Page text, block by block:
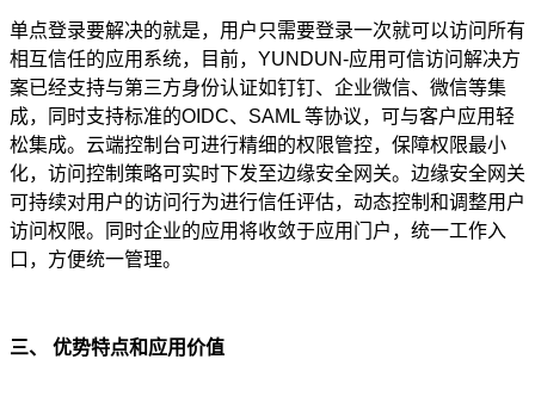
单点登录要解决的就是，用户只需要登录一次就可以访问所有
相互信任的应用系统，目前，YUNDUN-应用可信访问解决方
案已经支持与第三方身份认证如钉钉、企业微信、微信等集
成，同时支持标准的OIDC、SAML 等协议，可与客户应用轻
松集成。云端控制台可进行精细的权限管控，保障权限最小
化，访问控制策略可实时下发至边缘安全网关。边缘安全网关
可持续对用户的访问行为进行信任评估，动态控制和调整用户
访问权限。同时企业的应用将收敛于应用门户，统一工作入
口，方便统一管理。
三、 优势特点和应用价值